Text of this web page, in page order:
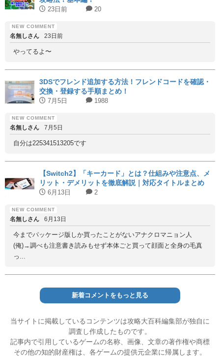
23日前 20
名無しさん 23日前
やってるよ〜
3DSでフレンド追加する方法！フレンドコードを確認・
交換・登録する手順まとめ！
7月5日 1988
名無しさん 7月5日
自分は225341513205です
【Switch2】「キーカード」とは？仕組みや注意点、メ
リット・デメリットを徹底解説｜対応タイトルまとめ
6月13日 2
名無しさん 6月13日
今までパッケージ版しか買ったことがないアナクロマニョン人
(俺)→調べも注意書き読みもせず本体ごと買って顔面と全身の毛真
っ...
新着コメントをもっと見る
当サイトに掲載しているコンテンツは攻略大百科編集部が独自に
調査し作成したものです。
記事内で引用しているゲームの名称、画像、文章の著作権や商標
その他の知的財産権は、各ゲームの提供元企業に帰属します。